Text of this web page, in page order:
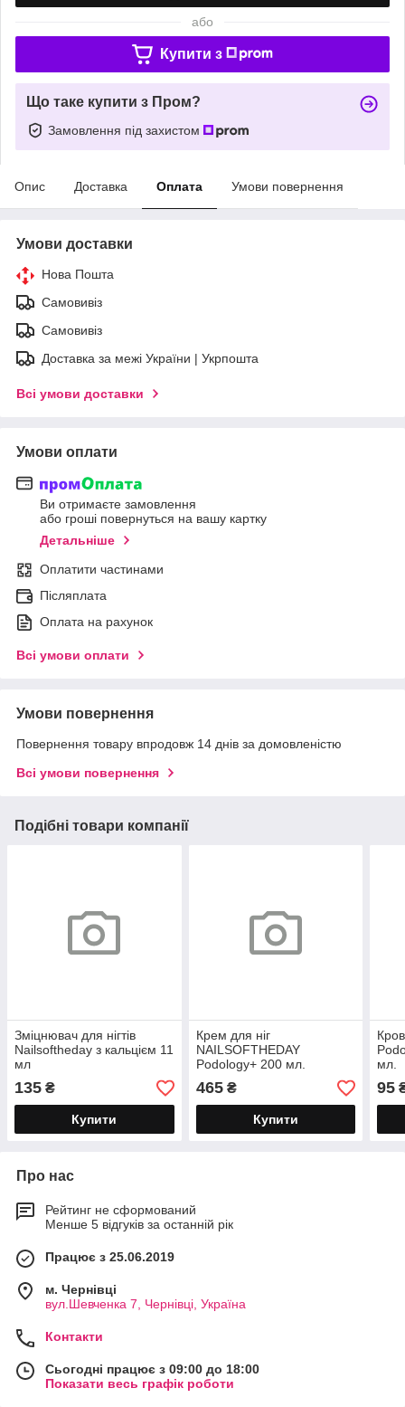
або
Купити з
Що таке купити з Пром?
Замовлення під захистом
Опис Доставка Оплата Умови повернення
Умови доставки
Нова Пошта
Самовивіз
Самовивіз
Доставка за межі України | Укрпошта
Всі умови доставки
Умови оплати
Ви отримаєте замовлення
або гроші повернуться на вашу картку
Детальніше
Оплатити частинами
Післяплата
Оплата на рахунок
Всі умови оплати
Умови повернення
Повернення товару впродовж 14 днів за домовленістю
Всі умови повернення
Подібні товари компанії
Зміцнювач для нігтів
Nailsoftheday з кальцієм 11
мл
135 ₴
Купити
Крем для ніг
NAILSOFTHEDAY
Podology+ 200 мл.
465₴
Купити
мл.
95
Про нас
Рейтинг не сформований
Менше 5 відгуків за останній рік
Працює з 25.06.2019
м. Чернівці
вул.Шевченка 7, Чернівці, Україна
Контакти
Сьогодні працює з 09:00 до 18:00
Показати весь графік роботи